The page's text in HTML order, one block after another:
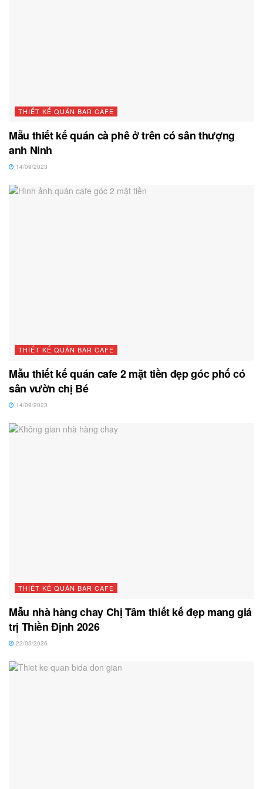
THIẾT KẾ QUÁN BAR CAFE
Mẫu thiết kế quán cà phê ở trên có sân thượng
anh Ninh
14/09/2023
THIẾT KẾ QUÁN BAR CAFE
Mẫu thiết kế quán cafe 2 mặt tiền đẹp góc phố có
sân vườn chị Bé
14/09/2023
THIẾT KẾ QUÁN BAR CAFE
Mẫu nhà hàng chay Chị Tâm thiết kế đẹp mang giá
trị Thiền Định 2026
22/05/2026